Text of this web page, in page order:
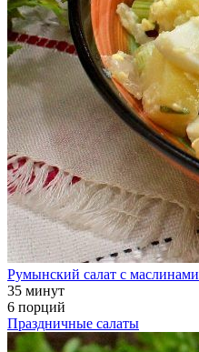
Румынский салат с маслинами
35 минут
6 порций
Праздничные салаты